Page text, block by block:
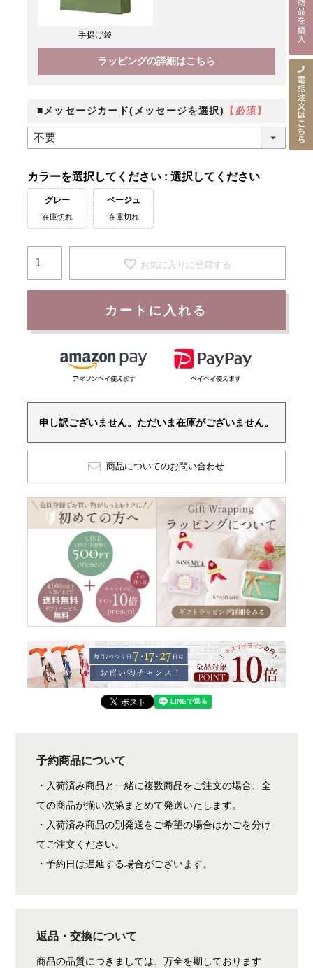
手提げ袋
ラッピングの詳細はこちら
■メッセージカード(メッセージを選択) 【必須】
カラー 選択してください
グレー
在庫切れ
ベージュ
在庫切れ
お気に入りに登録する
カートに入れる
申し訳ございません。ただいま在庫がございません。
商品についてのお問い合わせ
予約商品について
・入荷済み商品と一緒に複数商品をご注文の場合、全
ての商品が揃い次第まとめて発送いたします。
・入荷済み商品の別発送をご希望の場合はかごを分け
てご注文ください。
・予約日は遅延する場合がございます。
返品・交換について
商品の品質につきましては、万全を期しております